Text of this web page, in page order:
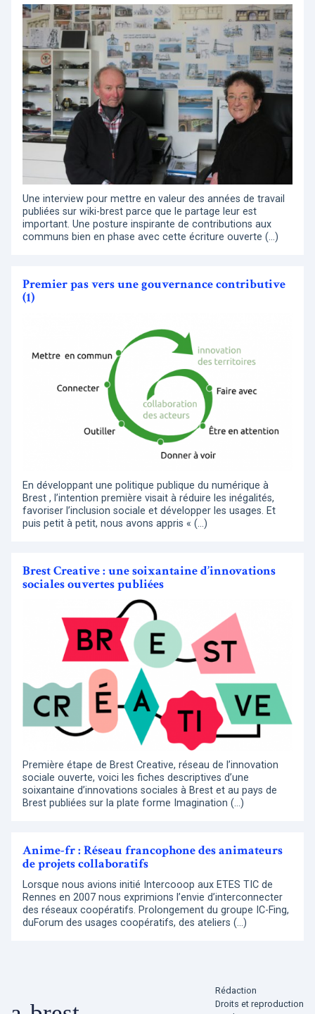
Une interview pour mettre en valeur des années de travail
publiées sur wiki-brest parce que le partage leur est
important. Une posture inspirante de contributions aux
communs bien en phase avec cette écriture ouverte (…)
Premier pas vers une gouvernance contributive
(1)
En développant une politique publique du numérique à
Brest , l’intention première visait à réduire les inégalités,
favoriser l’inclusion sociale et développer les usages. Et
puis petit à petit, nous avons appris « (…)
Brest Creative : une soixantaine d’innovations
sociales ouvertes publiées
Première étape de Brest Creative, réseau de l’innovation
sociale ouverte, voici les fiches descriptives d’une
soixantaine d’innovations sociales à Brest et au pays de
Brest publiées sur la plate forme Imagination (…)
Anime-fr : Réseau francophone des animateurs
de projets collaboratifs
Lorsque nous avions initié Intercooop aux ETES TIC de
Rennes en 2007 nous exprimions l’envie d’interconnecter
des réseaux coopératifs. Prolongement du groupe IC-Fing,
duForum des usages coopératifs, des ateliers (…)
Rédaction
Droits et reproduction